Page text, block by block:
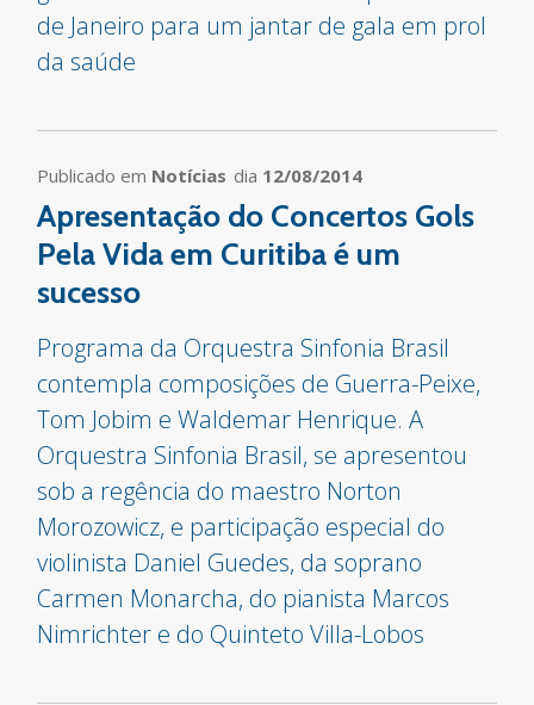
de Janeiro para um jantar de gala em prol
da saúde
Publicado em Notícias dia 12/08/2014
Apresentação do Concertos Gols
Pela Vida em Curitiba é um
sucesso
Programa da Orquestra Sinfonia Brasil
contempla composições de Guerra-Peixe,
Tom Jobim e Waldemar Henrique. A
Orquestra Sinfonia Brasil, se apresentou
sob a regência do maestro Norton
Morozowicz, e participação especial do
violinista Daniel Guedes, da soprano
Carmen Monarcha, do pianista Marcos
Nimrichter e do Quinteto Villa-Lobos